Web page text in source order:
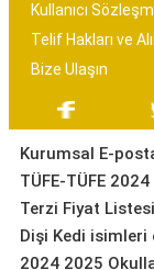
Kullanıcı
Telif Hakları ve
Bize Ulaşın
Kurumsal E-
TÜFE-TÜFE
Terzi Fiyat
Dişi Kedi isimleri
2024 2025